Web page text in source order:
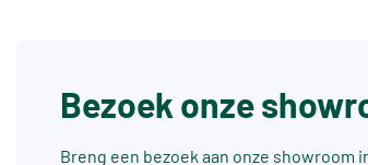
Bezoek onze
Breng een bezoek aan onze showroom